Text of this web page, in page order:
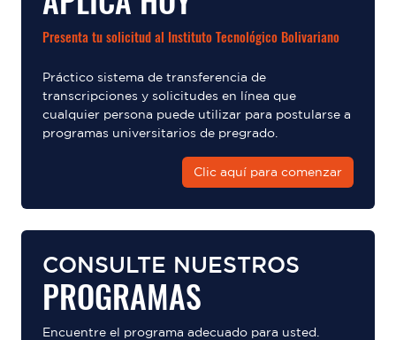
Presenta tu solicitud al Instituto Tecnológico Bolivariano
Práctico sistema de transferencia de
transcripciones y solicitudes en línea que
cualquier persona puede utilizar para postularse a
programas universitarios de pregrado.
Clic aquí para comenzar
CONSULTE NUESTROS
PROGRAMAS
Encuentre el programa adecuado para usted.